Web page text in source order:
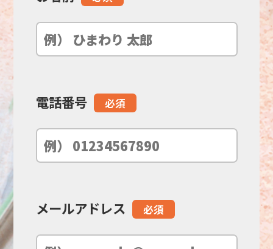
の
フ
ル
電話番号 必須
メールアドレス 必須